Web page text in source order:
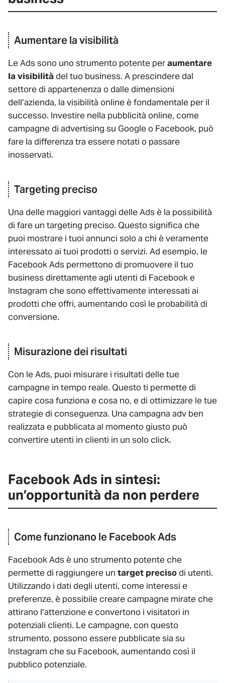
Aumentare la visibilità
Le Ads sono uno strumento potente peraumentare
la visibilità del tuo business. A prescindere dal
settore di appartenenza o dalle dimensioni
dell’azienda, la visibilità online è fondamentale per il
successo. Investire nella pubblicità online, come
campagne di advertising su Google o Facebook, può
fare la differenza tra essere notati o passare
inosservati.
Targeting preciso
Una delle maggiori vantaggi delle Ads è la possibilità
di fare un targeting preciso. Questo significa che
puoi mostrare i tuoi annunci solo a chi è veramente
interessato ai tuoi prodotti o servizi. Ad esempio, le
Facebook Ads permettono di promuovere il tuo
business direttamente agli utenti di Facebook e
Instagram che sono effettivamente interessati ai
prodotti che offri, aumentando così le probabilità di
conversione.
Misurazione dei risultati
Con le Ads, puoi misurare i risultati delle tue
campagne in tempo reale. Questo ti permette di
capire cosa funziona e cosa no, e di ottimizzare le tue
strategie di conseguenza. Una campagna adv ben
realizzata e pubblicata al momento giusto può
convertire utenti in clienti in un solo click.
Facebook Ads in sintesi:
un’opportunità da non perdere
Come funzionano le Facebook Ads
Facebook Ads è uno strumento potente che
permette di raggiungere un target precisodi utenti.
Utilizzando i dati degli utenti, come interessi e
preferenze, è possibile creare campagne mirate che
attirano l’attenzione e convertono i visitatori in
potenziali clienti. Le campagne, con questo
strumento, possono essere pubblicate sia su
Instagram che su Facebook, aumentando così il
pubblico potenziale.